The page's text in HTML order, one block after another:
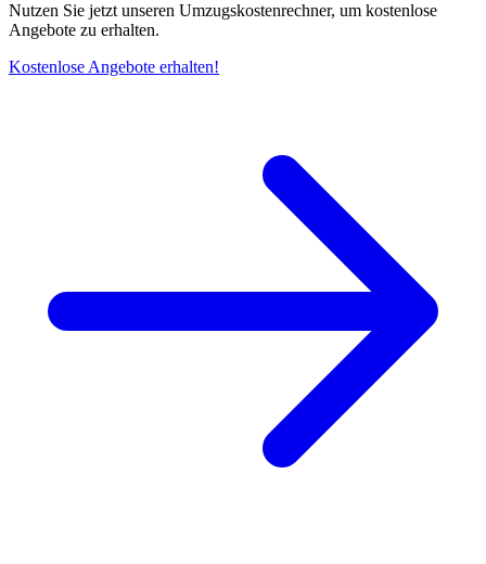
Nutzen Sie jetzt unseren Umzugskostenrechner, um kostenlose
Angebote zu erhalten.
Kostenlose Angebote erhalten!